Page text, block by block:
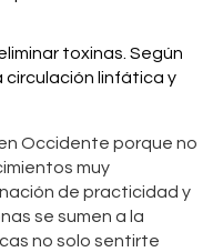
toxinas. Según
linfática y
Occidente porque no
muy
de practicidad y
se sumen a la
no solo sentirte